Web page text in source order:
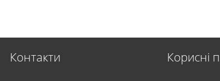
Контакти Корисні